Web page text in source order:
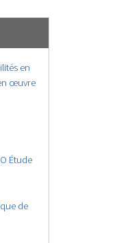
en
œuvre
Étude
de